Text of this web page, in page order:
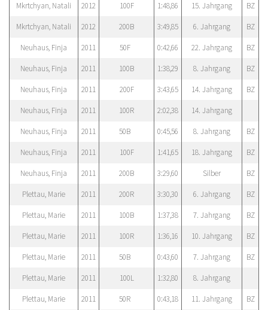
Mkrtchyan, Natali 2012 100F 1:48,86 15. Jahrgang BZ
Mkrtchyan, Natali 2012 200B 3:49,85 6. Jahrgang BZ
Neuhaus, Finja 2011 50F 0:42,66 22. Jahrgang BZ
Neuhaus, Finja 2011 100B 1:38,29 8. Jahrgang BZ
Neuhaus, Finja 2011 200F 3:43,65 14. Jahrgang BZ
Neuhaus, Finja 2011 100R 2:02,38 14. Jahrgang
Neuhaus, Finja 2011 50B 0:45,56 8. Jahrgang BZ
Neuhaus, Finja 2011 100F 1:41,65 18. Jahrgang BZ
Neuhaus, Finja 2011 200B 3:29,60 Silber BZ
Plettau, Marie 2011 200R 3:30,30 6. Jahrgang BZ
Plettau, Marie 2011 100B 1:37,38 7. Jahrgang BZ
Plettau, Marie 2011 100R 1:36,16 10. Jahrgang BZ
Plettau, Marie 2011 50B 0:43,60 7. Jahrgang BZ
Plettau, Marie 2011 100L 1:32,80 8. Jahrgang
Plettau, Marie 2011 50R 0:43,18 11. Jahrgang BZ